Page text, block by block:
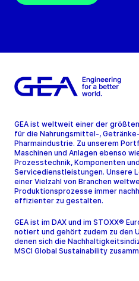
GEA ist weltweit einer der
für die Nahrungsmittel-,
Pharmaindustrie. Zu unserem
Maschinen und Anlagen ebenso
Prozesstechnik, Komponenten
Servicedienstleistungen. Unsere
einer Vielzahl von Branchen
Produktionsprozesse immer
effizienter zu gestalten.
GEA ist im DAX und im STOXX®
notiert und gehört zudem zu den
denen sich die
MSCI Global Sustainability